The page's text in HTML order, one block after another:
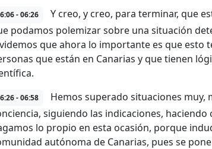
- 06:26
Y creo, y creo, para terminar, que
podamos polemizar sobre una situación
que ahora lo importante es que esto
que están en Canarias y que tienen
- 06:58
Hemos superado situaciones muy,
siguiendo las indicaciones,
lo propio en esta ocasión, porque
autónoma de Canarias, pues se